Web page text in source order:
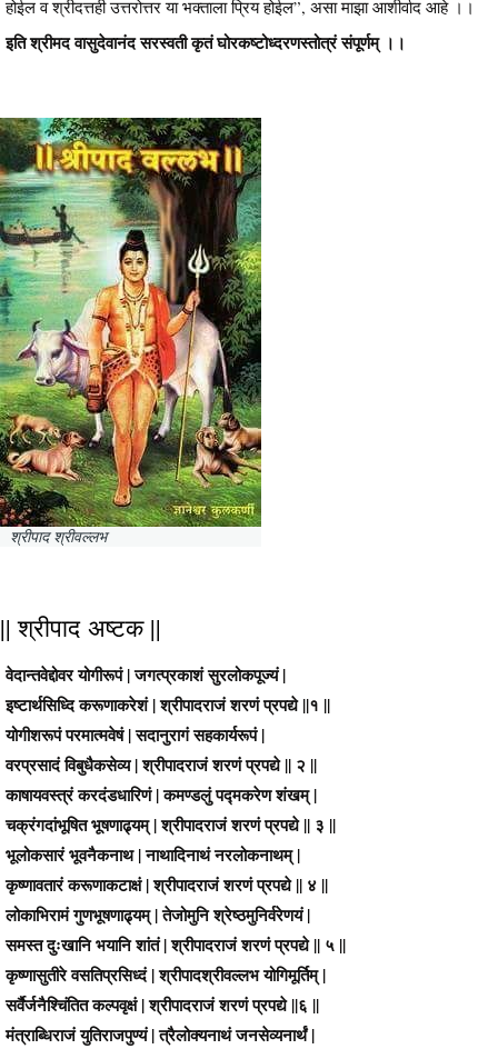
होईल व श्रीदत्तही उत्तरोत्तर या भक्ताला प्रिय होईल”, असा माझा आशीर्वाद आहे ।।
इति श्रीमद वासुदेवानंद सरस्वती कृतं घोरकष्टोध्दरणस्तोत्रं संपूर्णम् ।।
श्रीपाद श्रीवल्लभ
|| श्रीपाद अष्टक ||
वेदान्तवेद्दोवर योगीरूपं | जगत्प्रकाशं सुरलोकपूज्यं |
इष्टार्थसिध्दि करूणाकरेशं | श्रीपादराजं शरणं प्रपद्ये ||१ ||
योगीशरूपं परमात्मवेषं | सदानुरागं सहकार्यरूपं |
वरप्रसादं विबुधैकसेव्य | श्रीपादराजं शरणं प्रपद्ये || २ ||
काषायवस्त्रं करदंडधारिणं | कमण्डलुं पद्मकरेण शंखम् |
चक्रंगदांभूषित भूषणाढ्यम् | श्रीपादराजं शरणं प्रपद्ये || ३ ||
भूलोकसारं भूवनैकनाथ | नाथादिनाथं नरलोकनाथम् |
कृष्णावतारं करूणाकटाक्षं | श्रीपादराजं शरणं प्रपद्ये || ४ ||
लोकाभिरामं गुणभूषणाढ्यम् | तेजोमुनि श्रेष्ठमुनिर्वरेणयं |
समस्त दुःखानि भयानि शांतं | श्रीपादराजं शरणं प्रपद्ये || ५ ||
कृष्णासुतीरे वसतिप्रसिध्दं | श्रीपादश्रीवल्लभ योगिमूर्तिम् |
सर्वैर्जनैश्चिंतित कल्पवृक्षं | श्रीपादराजं शरणं प्रपद्ये ||६ ||
मंत्राब्धिराजं युतिराजपुण्यं | त्रैलोक्यनाथं जनसेव्यनार्थं |